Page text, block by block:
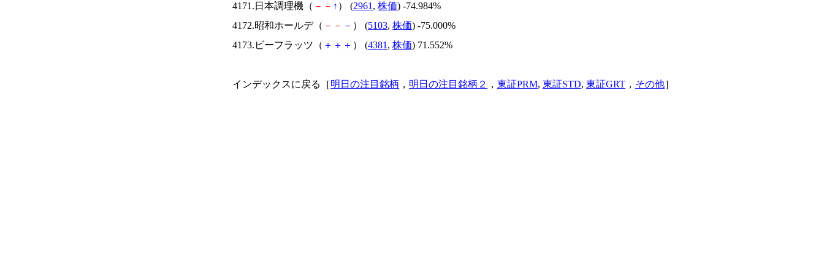
4171.日本調理機（ － － ↑ ） (2961 , 株価) -74.984%
4172.昭和ホールデ（ － － － ） (5103, 株価) -75.000%
4173.ビーフラッツ（ ＋ ＋ ＋ ） (4381 , 株価) 71.552%
インデックスに戻る［明日の注目銘柄 ， 明日の注目銘柄２ ， 東証PRM, 東証STD, 東証GRT ， その他］